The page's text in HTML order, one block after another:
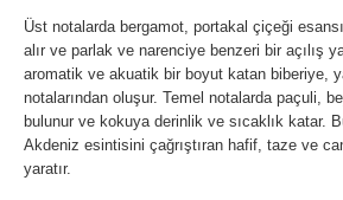
Üst notalarda bergamot, portakal çiçeği
alır ve parlak ve narenciye benzeri bir açılış
aromatik ve akuatik bir boyut katan biberiye,
notalarından oluşur. Temel notalarda paçuli,
bulunur ve kokuya derinlik ve sıcaklık katar.
Akdeniz esintisini çağrıştıran hafif, taze ve
yaratır.